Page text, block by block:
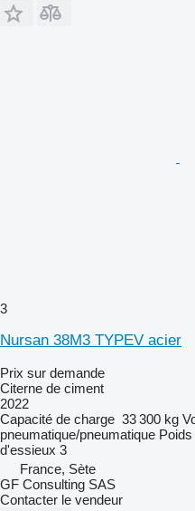
3
Nursan 38M3 TYPEV acier
Prix sur demande
Citerne de ciment
2022
Capacité de charge 33 300 kg
pneumatique/pneumatique
d'essieux 3
France, Sète
GF Consulting SAS
Contacter le vendeur